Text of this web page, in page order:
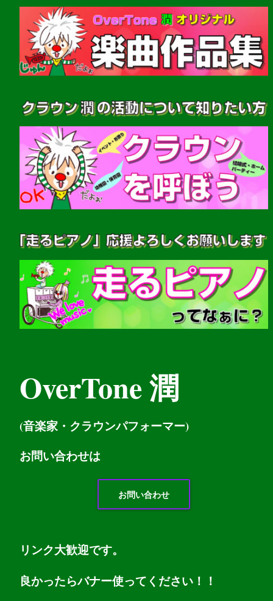
OverTone 潤
(音楽家・クラウンパフォーマー)
お問い合わせは
お問い合わせ
リンク大歓迎です。
良かったらバナー使ってください！！